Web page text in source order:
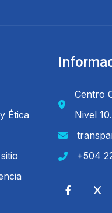
Ética
Centro
Nivel 10.
+504